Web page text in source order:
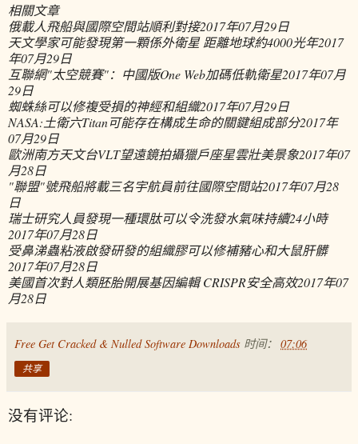
相關文章
俄載人飛船與國際空間站順利對接2017年07月29日
天文學家可能發現第一顆係外衛星 距離地球約4000光年2017
年07月29日
互聯網"太空競賽"：中國版One Web加碼低軌衛星2017年07月
29日
蜘蛛絲可以修複受損的神經和組織2017年07月29日
NASA:土衛六Titan可能存在構成生命的關鍵組成部分2017年
07月29日
歐洲南方天文台VLT望遠鏡拍攝獵戶座星雲壯美景象2017年07
月28日
"聯盟"號飛船將載三名宇航員前往國際空間站2017年07月28
日
瑞士研究人員發現一種環肽可以令洗發水氣味持續24小時
2017年07月28日
受鼻涕蟲粘液啟發研發的組織膠可以修補豬心和大鼠肝髒
2017年07月28日
美國首次對人類胚胎開展基因編輯 CRISPR安全高效2017年07
月28日
Free Get Cracked & Nulled Software Downloads 时间： 07:06
共享
没有评论: